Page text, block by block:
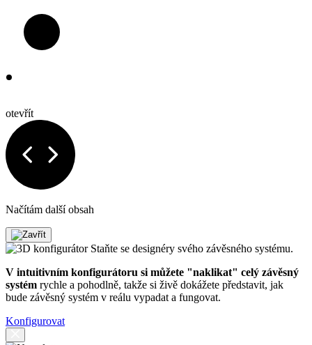
otevřít
Načítám další obsah
Staňte se designéry svého závěsného systému.
V intuitivním konfigurátoru si můžete "naklikat" celý závěsný
systém rychle a pohodlně, takže si živě dokážete představit, jak
bude závěsný systém v reálu vypadat a fungovat.
Konfigurovat